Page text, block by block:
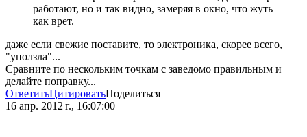
работают, но и так видно, замеряя в окно, что жуть
как врет.
даже если свежие поставите, то электроника, скорее всего,
"уползла"...
Сравните по нескольким точкам с заведомо правильным и
делайте поправку...
ОтветитьЦитироватьПоделиться
16 апр. 2012 г., 16:07:00